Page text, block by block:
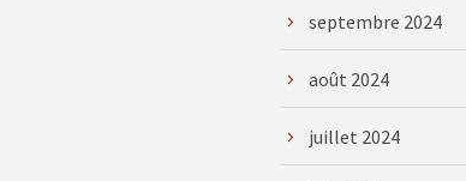
septembre 2024
août 2024
juillet 2024